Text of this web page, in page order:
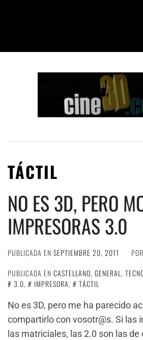
TÁCTIL
NO ES 3D, PERO
IMPRESORAS 3.0
PUBLICADA EN SEPTIEMBRE 20, 2011 POR
PUBLICADA EN CASTELLANO, GENERAL,
3.0, IMPRESORA,
TÁCTIL
No es 3D, pero me ha parecido
compartirlo con vosotr@s. Si las
las matriciales, las 2.0 son las de